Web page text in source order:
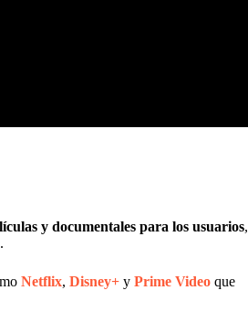
y documentales para los usuarios,
.
Netflix, Disney+ y Prime Video que